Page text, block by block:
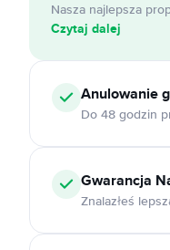
Nasza najlepsza
Czytaj dalej
Anulowanie
Do 48 godzin
Gwarancja
Znalazłeś